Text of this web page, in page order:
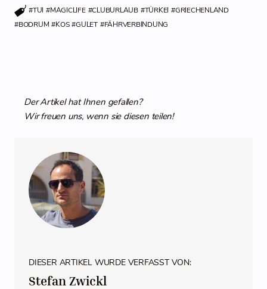
#TUI #MAGICLIFE #CLUBURLAUB #TÜRKEI #GRIECHENLAND
#BODRUM #KOS #GULET #FÄHRVERBINDUNG
Der Artikel hat Ihnen gefallen?
Wir freuen uns, wenn sie diesen teilen!
DIESER ARTIKEL WURDE VERFASST VON:
Stefan Zwickl